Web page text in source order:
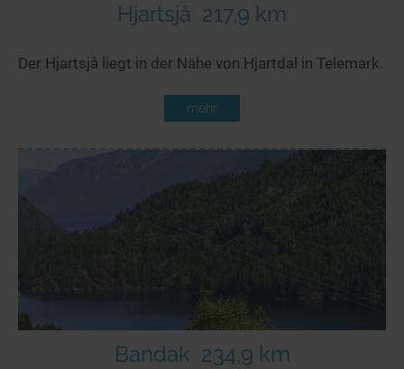
Hjartsjå 217,9 km
Der Hjartsjå liegt in der Nähe von Hjartdal in Telemark.
mehr
Bandak 234,9 km